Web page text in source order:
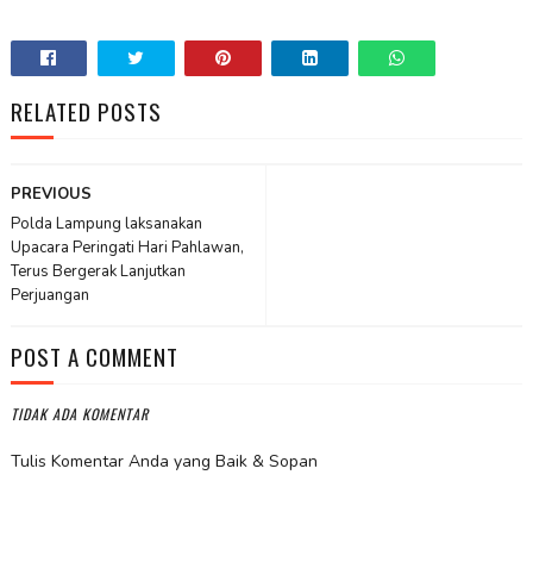
RELATED POSTS
PREVIOUS
Polda Lampung laksanakan
Upacara Peringati Hari Pahlawan,
Terus Bergerak Lanjutkan
Perjuangan
POST A COMMENT
TIDAK ADA KOMENTAR
Tulis Komentar Anda yang Baik & Sopan